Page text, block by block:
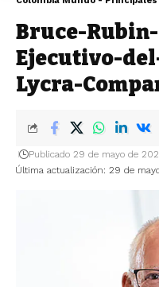
Bruce-
Ejecutivo-
Lycra-
Última actualización: 29 de
Publicado 29 de mayo de